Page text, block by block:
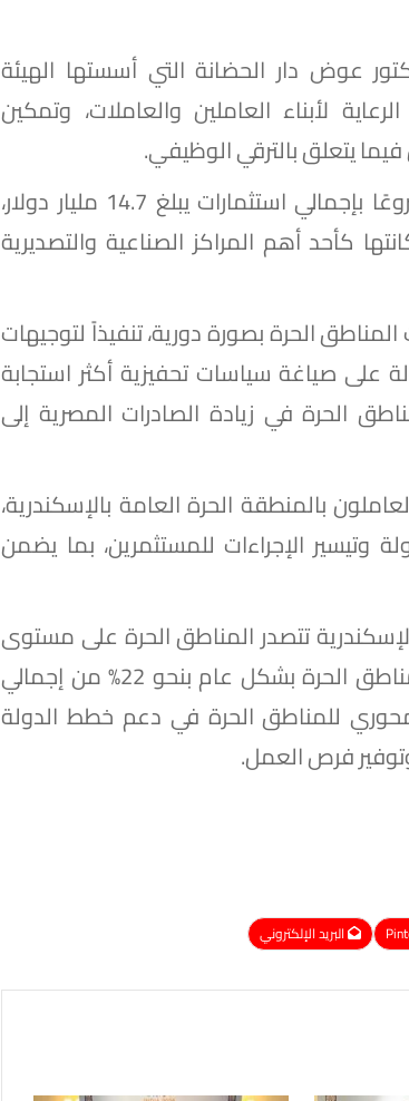
عوض دار الحضانة التي أسستها الهيئة
لأبناء العاملين والعاملات، وتمكين
يتعلق بالترقي الوظيفي.
وتضم المنطقة الحرة العامة بالإسكندرية 416 مشروعًا بإجمالي استثمارات يبلغ 14.7 مليار دولار،
مكانتها كأحد أهم المراكز الصناعية والتصديرية
الحرة بصورة دورية، تنفيذاً لتوجيهات
على صياغة سياسات تحفيزية أكثر استجابة
الحرة في زيادة الصادرات المصرية إلى
بالمنطقة الحرة العامة بالإسكندرية،
الإجراءات للمستثمرين، بما يضمن
تتصدر المناطق الحرة على مستوى
الجمهورية من حيث قيمة الصادرات، فيما تسهم المناطق الحرة بشكل عام بنحو 22% من إجمالي
للمناطق الحرة في دعم خطط الدولة
وتوفير فرص العمل.
البريد الإلكتروني